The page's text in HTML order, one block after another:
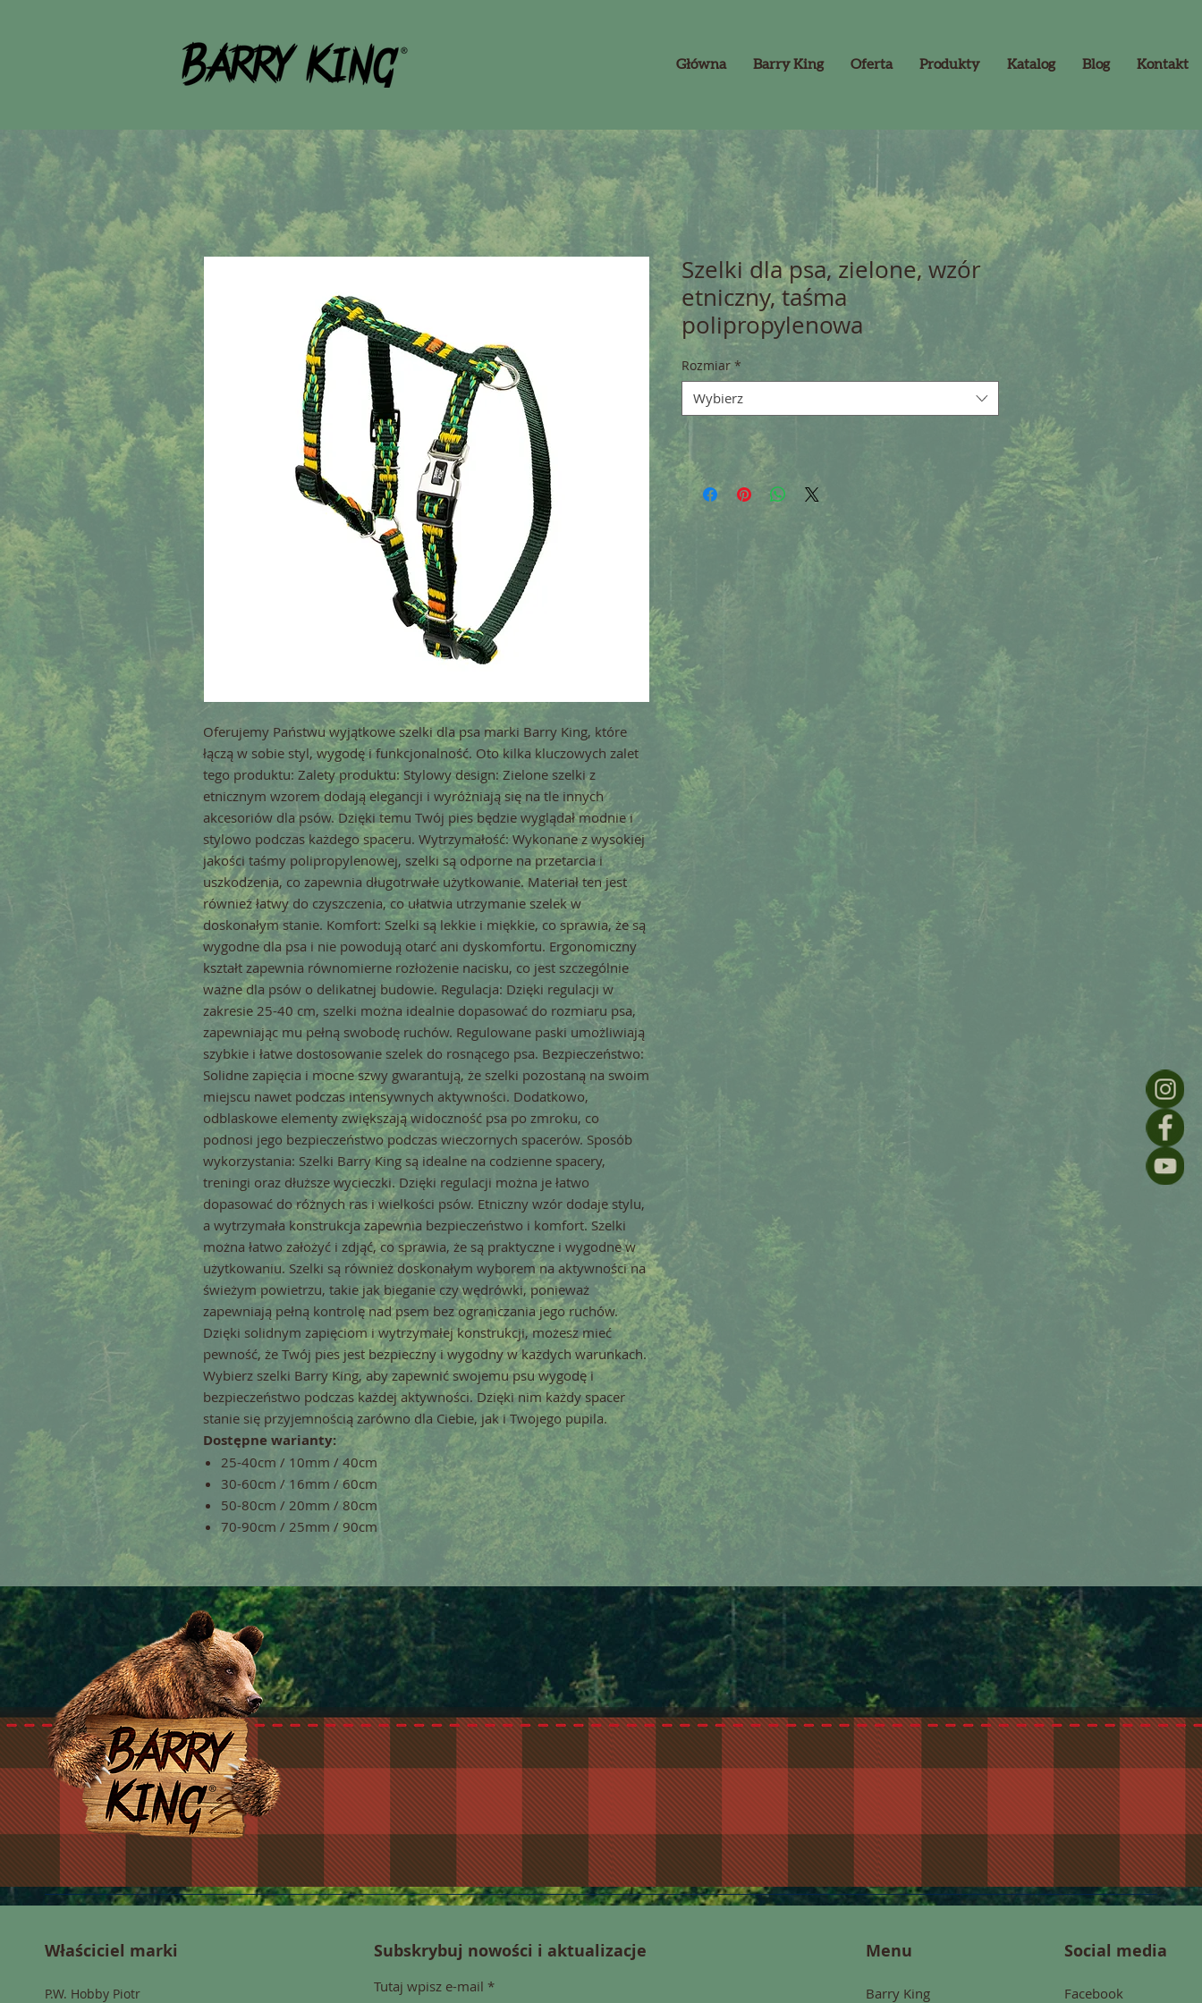
Główna Barry King Oferta Produkty Katalog Blog Kontakt
Oferujemy Państwu wyjątkowe szelki dla psa marki Barry King, które
łączą w sobie styl, wygodę i funkcjonalność. Oto kilka kluczowych zalet
tego produktu: Zalety produktu: Stylowy design: Zielone szelki z
etnicznym wzorem dodają elegancji i wyróżniają się na tle innych
akcesoriów dla psów. Dzięki temu Twój pies będzie wyglądał modnie i
stylowo podczas każdego spaceru. Wytrzymałość: Wykonane z wysokiej
jakości taśmy polipropylenowej, szelki są odporne na przetarcia i
uszkodzenia, co zapewnia długotrwałe użytkowanie. Materiał ten jest
również łatwy do czyszczenia, co ułatwia utrzymanie szelek w
doskonałym stanie. Komfort: Szelki są lekkie i miękkie, co sprawia, że są
wygodne dla psa i nie powodują otarć ani dyskomfortu. Ergonomiczny
kształt zapewnia równomierne rozłożenie nacisku, co jest szczególnie
ważne dla psów o delikatnej budowie. Regulacja: Dzięki regulacji w
zakresie 25-40 cm, szelki można idealnie dopasować do rozmiaru psa,
zapewniając mu pełną swobodę ruchów. Regulowane paski umożliwiają
szybkie i łatwe dostosowanie szelek do rosnącego psa. Bezpieczeństwo:
Solidne zapięcia i mocne szwy gwarantują, że szelki pozostaną na swoim
miejscu nawet podczas intensywnych aktywności. Dodatkowo,
odblaskowe elementy zwiększają widoczność psa po zmroku, co
podnosi jego bezpieczeństwo podczas wieczornych spacerów. Sposób
wykorzystania: Szelki Barry King są idealne na codzienne spacery,
treningi oraz dłuższe wycieczki. Dzięki regulacji można je łatwo
dopasować do różnych ras i wielkości psów. Etniczny wzór dodaje stylu,
a wytrzymała konstrukcja zapewnia bezpieczeństwo i komfort. Szelki
można łatwo założyć i zdjąć, co sprawia, że są praktyczne i wygodne w
użytkowaniu. Szelki są również doskonałym wyborem na aktywności na
świeżym powietrzu, takie jak bieganie czy wędrówki, ponieważ
zapewniają pełną kontrolę nad psem bez ograniczania jego ruchów.
Dzięki solidnym zapięciom i wytrzymałej konstrukcji, możesz mieć
pewność, że Twój pies jest bezpieczny i wygodny w każdych warunkach.
Wybierz szelki Barry King, aby zapewnić swojemu psu wygodę i
bezpieczeństwo podczas każdej aktywności. Dzięki nim każdy spacer
stanie się przyjemnością zarówno dla Ciebie, jak i Twojego pupila.
Dostępne warianty:
25-40cm / 10mm / 40cm
30-60cm / 16mm / 60cm
50-80cm / 20mm / 80cm
70-90cm / 25mm / 90cm
Szelki dla psa, zielone, wzór
etniczny, taśma
polipropylenowa
Rozmiar *
Wybierz
Właściciel marki
P.W. Hobby Piotr
Subskrybuj nowości i aktualizacje
Tutaj wpisz e-mail
Menu
Barry King
Social media
Facebook